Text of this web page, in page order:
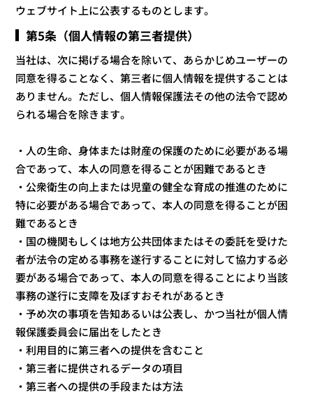
ウェブサイト上に公表するものとします。
第5条（個人情報の第三者提供）
当社は、次に掲げる場合を除いて、あらかじめユーザーの
同意を得ることなく、第三者に個人情報を提供することは
ありません。ただし、個人情報保護法その他の法令で認め
られる場合を除きます。
・人の生命、身体または財産の保護のために必要がある場
合であって、本人の同意を得ることが困難であるとき
・公衆衛生の向上または児童の健全な育成の推進のために
特に必要がある場合であって、本人の同意を得ることが困
難であるとき
・国の機関もしくは地方公共団体またはその委託を受けた
者が法令の定める事務を遂行することに対して協力する必
要がある場合であって、本人の同意を得ることにより当該
事務の遂行に支障を及ぼすおそれがあるとき
・予め次の事項を告知あるいは公表し、かつ当社が個人情
報保護委員会に届出をしたとき
・利用目的に第三者への提供を含むこと
・第三者に提供されるデータの項目
・第三者への提供の手段または方法